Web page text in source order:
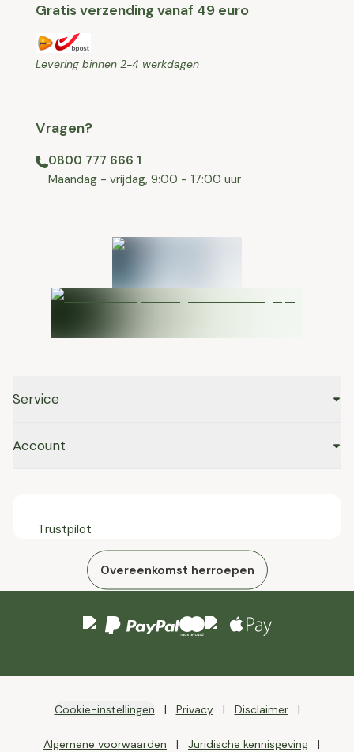
Gratis verzending vanaf 49 euro
Levering binnen 2-4 werkdagen
Vragen?
0800 777 666 1
⁠⁠Maandag - vrijdag, 9:00 - 17:00 uur
Service
Account
Trustpilot
Overeenkomst herroepen
Cookie-instellingen Privacy Disclaimer
Algemene voorwaarden Juridische kennisgeving